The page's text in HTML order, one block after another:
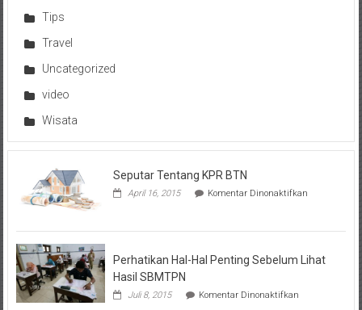
Tips
Travel
Uncategorized
video
Wisata
Seputar Tentang KPR BTN
April 16, 2015 Komentar Dinonaktifkanpada
Perhatikan Hal-Hal Penting Sebelum Lihat
Hasil SBMTPN
Juli 8, 2015 Komentar Dinonaktifkanpada